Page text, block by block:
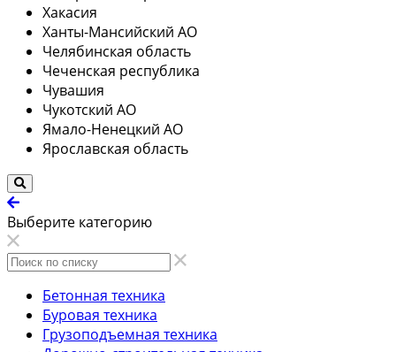
Хакасия
Ханты-Мансийский АО
Челябинская область
Чеченская республика
Чувашия
Чукотский АО
Ямало-Ненецкий АО
Ярославская область
Выберите категорию
Бетонная техника
Буровая техника
Грузоподъемная техника